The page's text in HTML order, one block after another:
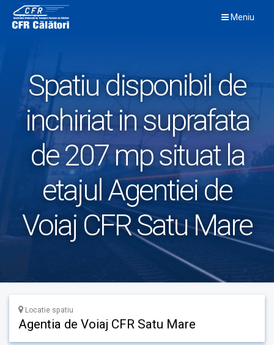
content
Meniu
Spatiu disponibil de
inchiriat in suprafata
de 207 mp situat la
etajul Agentiei de
Voiaj CFR Satu Mare
Locatie spatiu
Agentia de Voiaj CFR Satu Mare